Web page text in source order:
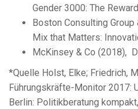
Gender 3000: The
Boston Consulting Group
Mix that Matters:
McKinsey & Co (2018),
*Quelle Holst, Elke; Friedrich,
Führungskräfte-Monitor 2017:
Berlin: Politikberatung